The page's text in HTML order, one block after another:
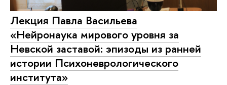
Лекция Павла Васильева
«Нейронаука мирового уровня за
Невской заставой: эпизоды из ранней
истории Психоневрологического
института»